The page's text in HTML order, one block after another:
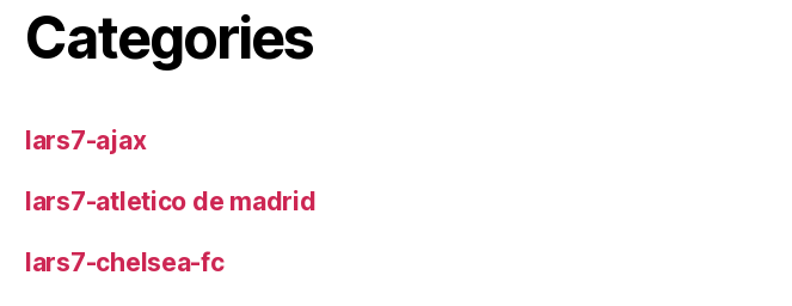
Categories
lars7-ajax
lars7-atletico de madrid
lars7-chelsea-fc